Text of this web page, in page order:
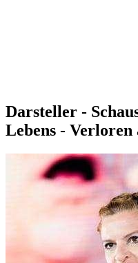
Darsteller -
Lebens - Verloren